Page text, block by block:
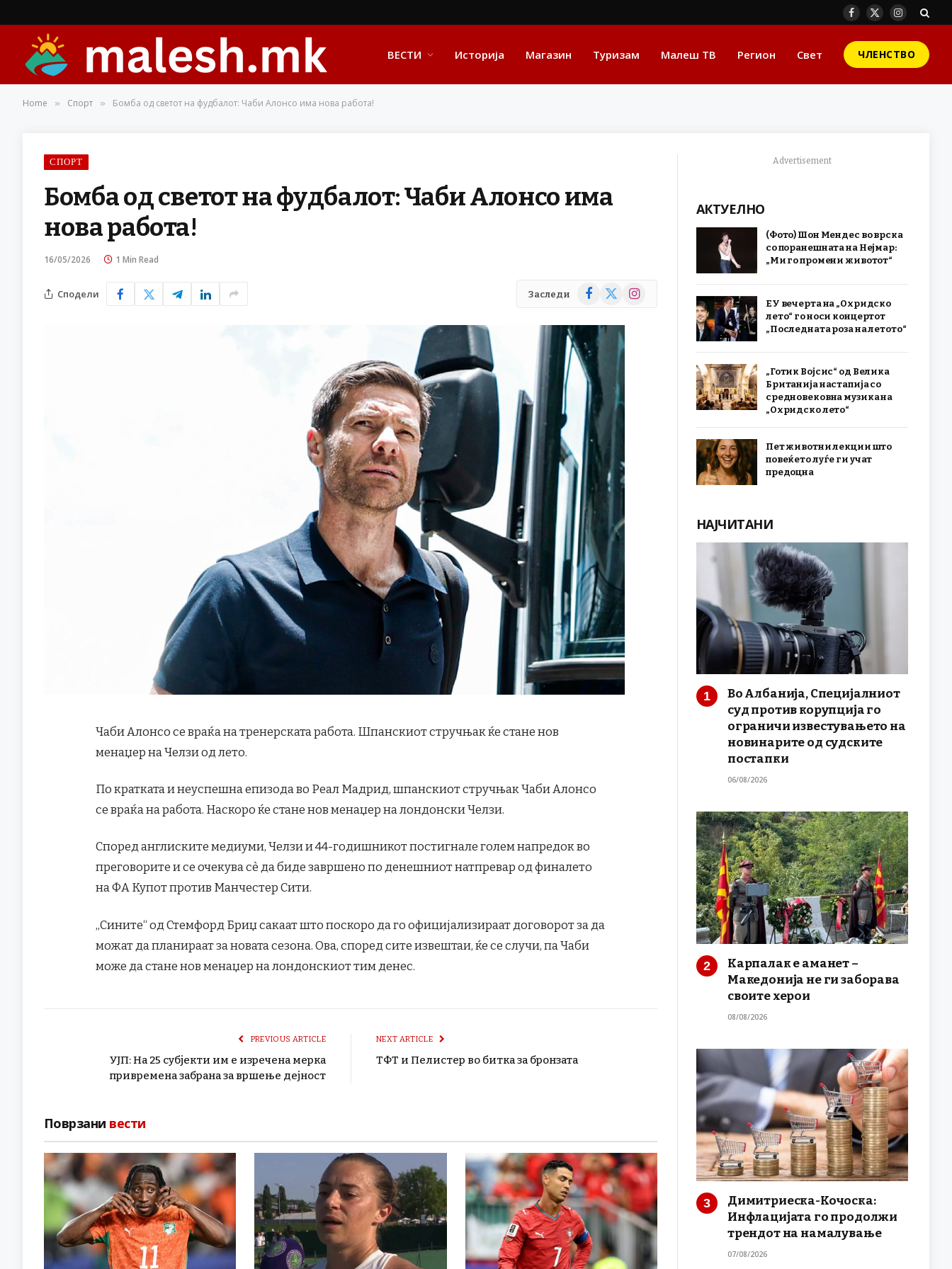
Facebook
X
Instagram
ВЕСТИ Историја Магазин Туризам Малеш ТВ Регион Свет ЧЛЕНСТВО
Home » Спорт » Бомба од светот на фудбалот: Чаби Алонсо има нова работа!
СПОРТ
Бомба од светот на фудбалот: Чаби Алонсо има
нова работа!
16/05/2026 1 Min Read
Сподели Заследи Facebook
X
Instagram
Чаби Алонсо се враќа на тренерската работа. Шпанскиот стручњак ќе стане нов
менаџер на Челзи од лето.
По кратката и неуспешна епизода во Реал Мадрид, шпанскиот стручњак Чаби Алонсо
се враќа на работа. Наскоро ќе стане нов менаџер на лондонски Челзи.
Според англиските медиуми, Челзи и 44-годишникот постигнале голем напредок во
преговорите и се очекува сè да биде завршено по денешниот натпревар од финалето
на ФА Купот против Манчестер Сити.
„Сините“ од Стемфорд Бриџ сакаат што поскоро да го официјализираат договорот за да
можат да планираат за новата сезона. Ова, според сите извештаи, ќе се случи, па Чаби
може да стане нов менаџер на лондонскиот тим денес.
PREVIOUS ARTICLE
УЈП: На 25 субјекти им е изречена мерка
привремена забрана за вршење дејност
NEXT ARTICLE
ТФТ и Пелистер во битка за бронзата
Поврзани вести
Advertisement
АКТУЕЛНО
(Фото) Шон Мендес во врска
со поранешната на Нејмар:
„Ми го промени животот“
ЕУ вечерта на „Охридско
лето“ го носи концертот
„Последната роза на летото“
„Готик Војсис“ од Велика
Британија настапија со
средновековна музика на
„Охридско лето“
Пет животни лекции што
повеќето луѓе ги учат
предоцна
НАЈЧИТАНИ
Во Албанија, Специјалниот
суд против корупција го
ограничи известувањето на
новинарите од судските
постапки
06/08/2026
Карпалак е аманет –
Македонија не ги заборава
своите херои
08/08/2026
Димитриеска-Кочоска:
Инфлацијата го продолжи
трендот на намалување
07/08/2026